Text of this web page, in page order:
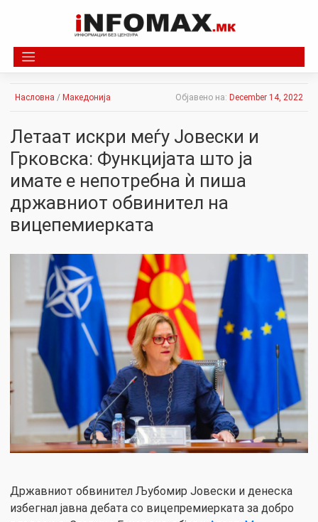
Насловна / Македонија Објавено на: December 14, 2022
Летаат искри меѓу Јовески и
Грковска: Функцијата што ја
имате е непотребна ѝ пиша
државниот обвинител на
вицепемиерката
Државниот обвинител Љубомир Јовески и денеска
избегнал јавна дебата со вицепремиерката за добро